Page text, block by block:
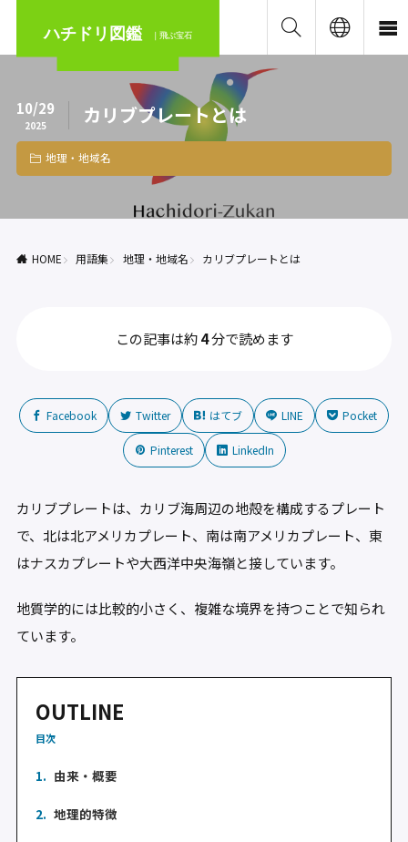
ハチドリ図鑑 ｜飛ぶ宝石
10/29
2025 カリブプレートとは
地理・地域名
HOME 用語集 地理・地域名 カリブプレートとは
この記事は約4分で読めます
Facebook Twitter はてブ LINE Pocket
Pinterest LinkedIn
カリブプレートは、カリブ海周辺の地殻を構成するプレート
で、北は北アメリカプレート、南は南アメリカプレート、東
はナスカプレートや大西洋中央海嶺と接しています。
地質学的には比較的小さく、複雑な境界を持つことで知られ
ています。
OUTLINE
目次
1. 由来・概要
2. 地理的特徴